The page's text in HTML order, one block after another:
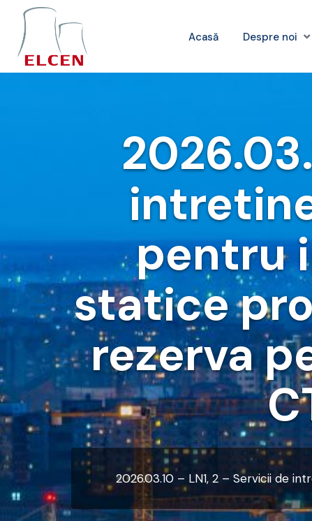
Acasă Despre noi
pentru
statice
rezerva
2026.03.10 – LN1, 2 – Servicii de